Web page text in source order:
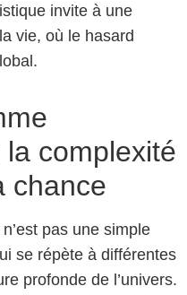
invite à une
vie, où le hasard
complexité
chance
pas une simple
se répète à différentes
profonde de l’univers.